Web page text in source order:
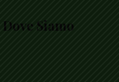
Dove Siamo